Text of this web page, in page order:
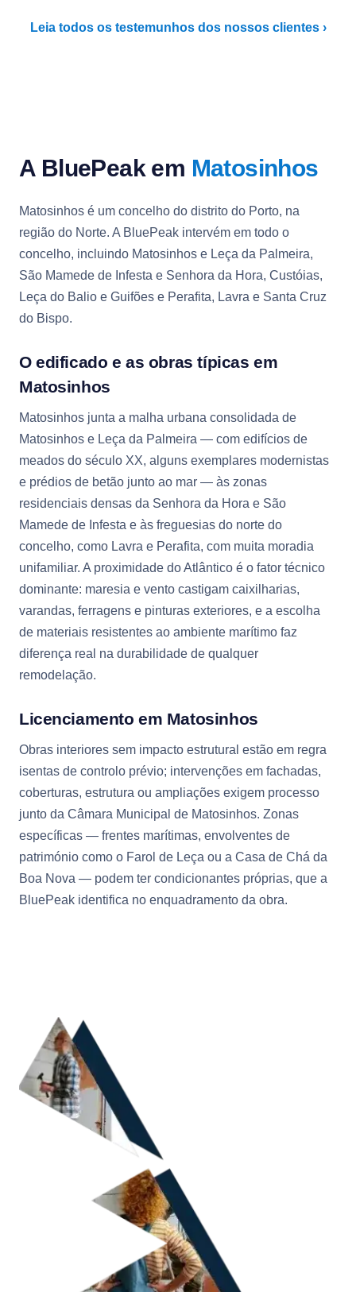
Leia todos os testemunhos dos nossos clientes ›
A BluePeak em Matosinhos
Matosinhos é um concelho do distrito do Porto, na
região do Norte. A BluePeak intervém em todo o
concelho, incluindo Matosinhos e Leça da Palmeira,
São Mamede de Infesta e Senhora da Hora, Custóias,
Leça do Balio e Guifões e Perafita, Lavra e Santa Cruz
do Bispo.
O edificado e as obras típicas em
Matosinhos
Matosinhos junta a malha urbana consolidada de
Matosinhos e Leça da Palmeira — com edifícios de
meados do século XX, alguns exemplares modernistas
e prédios de betão junto ao mar — às zonas
residenciais densas da Senhora da Hora e São
Mamede de Infesta e às freguesias do norte do
concelho, como Lavra e Perafita, com muita moradia
unifamiliar. A proximidade do Atlântico é o fator técnico
dominante: maresia e vento castigam caixilharias,
varandas, ferragens e pinturas exteriores, e a escolha
de materiais resistentes ao ambiente marítimo faz
diferença real na durabilidade de qualquer
remodelação.
Licenciamento em Matosinhos
Obras interiores sem impacto estrutural estão em regra
isentas de controlo prévio; intervenções em fachadas,
coberturas, estrutura ou ampliações exigem processo
junto da Câmara Municipal de Matosinhos. Zonas
específicas — frentes marítimas, envolventes de
património como o Farol de Leça ou a Casa de Chá da
Boa Nova — podem ter condicionantes próprias, que a
BluePeak identifica no enquadramento da obra.